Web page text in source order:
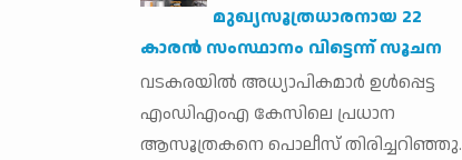
മുഖ്യസൂത്രധാരനായ 22
കാരന്‍ സംസ്ഥാനം വിട്ടെന്ന് സൂചന
വടകരയില്‍ അധ്യാപികമാര്‍ ഉള്‍പ്പെട്ട
എംഡിഎംഎ കേസിലെ പ്രധാന
ആസൂത്രകനെ പൊലീസ് തിരിച്ചറിഞ്ഞു.